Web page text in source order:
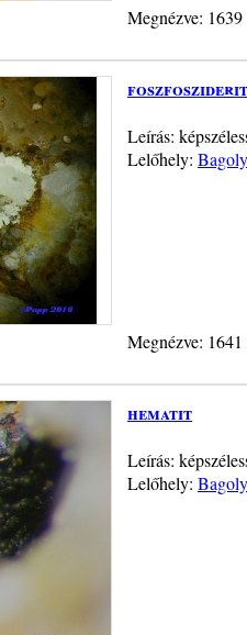
Megnézve:
foszfosziderit
Leírás:
Lelőhely:
Megnézve:
hematit
Leírás:
Lelőhely: